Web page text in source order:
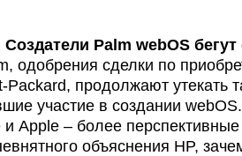
Создатели Palm webOS бегут
одобрения сделки по
Packard, продолжают утекать
участие в создании
и Apple – более
объяснения HP,